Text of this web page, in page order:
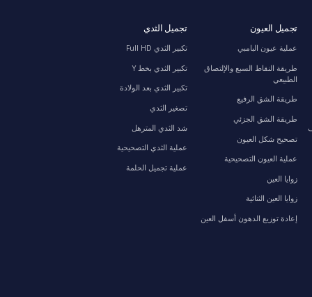
تجميل العيون
عملية عيون البامبي
طريقة النقاط السبع والإلتصاق
الطبيعي
طريقة الشق الرفيع
طريقة الشق الجزئي
تصحيح شكل العيون
عملية العيون التصحيحية
زوايا العين
زوايا العين الثنائية
إعادة توزيع الدهون أسفل العين
تجميل الثدي
تكبير الثدي Full HD
تكبير الثدي بخط Y
تكبير الثدي بعد الولادة
تصغير الثدي
شد الثدي المترهل
عملية الثدي التصحيحية
عملية تجميل الحلمة